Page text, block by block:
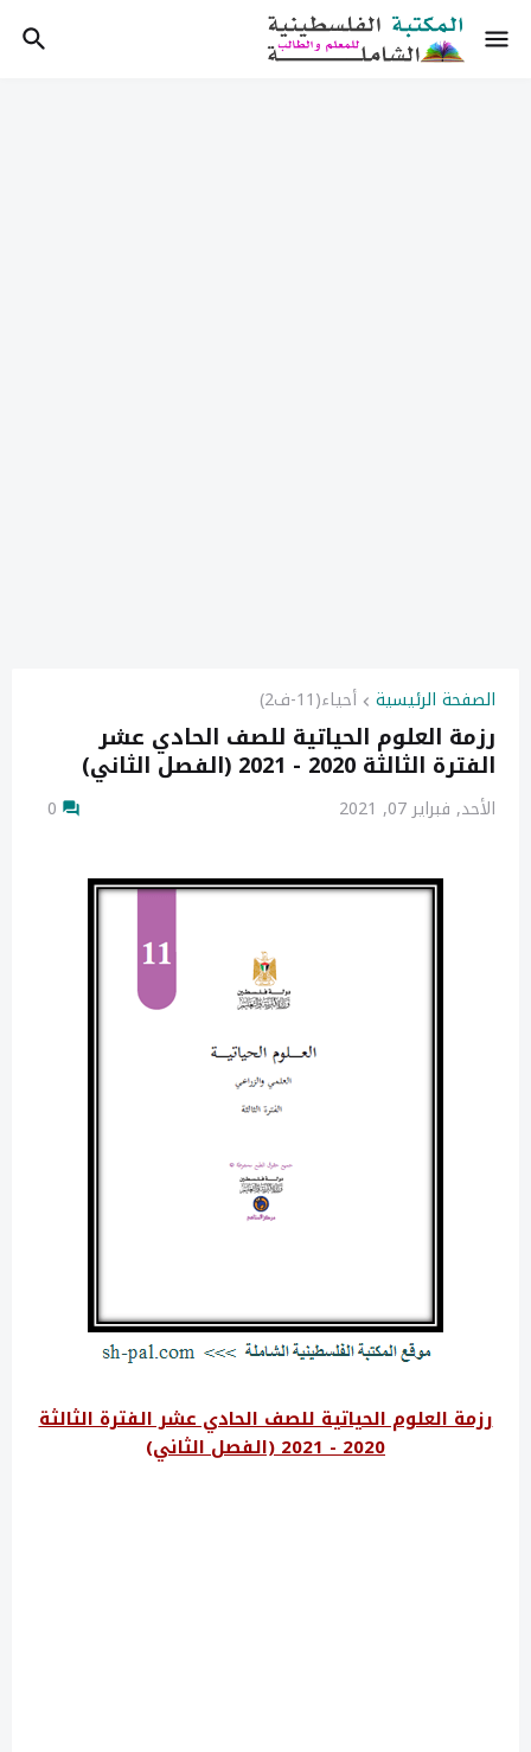
الصفحة الرئيسية أحياء(11-ف2)
رزمة العلوم الحياتية للصف الحادي عشر
الفترة الثالثة 2020 - 2021 (الفصل الثاني)
الأحد, فبراير 07, 2021 0
رزمة العلوم الحياتية للصف الحادي عشر الفترة الثالثة
2020 - 2021 (الفصل الثاني)